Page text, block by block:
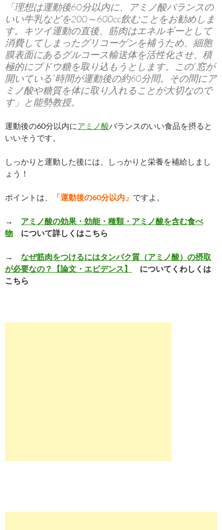
「理想は運動後60分以内に、アミノ酸バランスの
いい牛乳などを200～600cc飲むことをお勧めしま
す。キツイ運動の直後、筋肉はエネルギーとして
消費してしまったグリコーゲンを補うため、細胞
膜表面にあるグルコース輸送体を活性化させ、積
極的にブドウ糖を取り込もうとします。この”窓が
開いている”時間が運動後の約60分間。その間にア
ミノ酸や糖質を体に取り入れることが大切なので
す」と能勢教授。
運動後の60分以内にアミノ酸バランスのいい食品を摂ると
いいそうです。
しっかりと運動した後には、しっかりと栄養を補給しまし
ょう！
ポイントは、 「運動後の60分以内」 ですよ。
→ アミノ酸の効果・効能・種類・アミノ酸を含む食べ
物 について詳しくはこちら
→ なぜ筋肉をつけるにはタンパク質（アミノ酸）の摂取
が必要なの？【論文・エビデンス】
についてくわしくは
こちら